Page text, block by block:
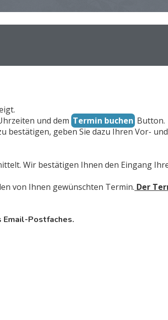
und dem Termin buchen Button.
bestätigen, geben Sie dazu Ihren Vor-
Wir bestätigen Ihnen den Eingang
von Ihnen gewünschten Termin. Der
Email-Postfaches.